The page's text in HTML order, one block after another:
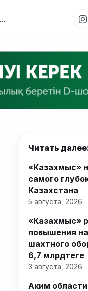
...
Читать далее:
«Казахмыс»
самого
Казахстана
5 августа, 2026
«Казахмыс»
повышения
шахтного
6,7 млрдтеңге
3 августа, 2026
Аким